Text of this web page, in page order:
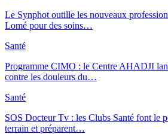
Le Synphot outille les nouveaux
Lomé pour des soins…
Santé
Programme CIMO : le Centre AHADJI
contre les douleurs du…
Santé
SOS Docteur Tv : les Clubs Santé font le
terrain et préparent…